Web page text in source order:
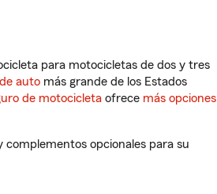
para motocicletas de dos y tres
auto más grande de los Estados
de motocicleta ofrece más opciones
opcionales para su